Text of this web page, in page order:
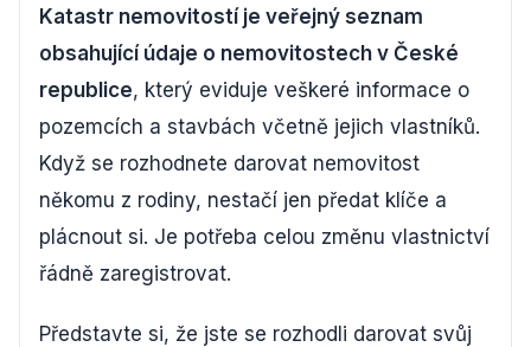
Katastr nemovitostí je veřejný seznam
obsahující údaje o nemovitostech v České
republice, který eviduje veškeré informace o
pozemcích a stavbách včetně jejich vlastníků.
Když se rozhodnete darovat nemovitost
někomu z rodiny, nestačí jen předat klíče a
plácnout si. Je potřeba celou změnu vlastnictví
řádně zaregistrovat.
Představte si, že jste se rozhodli darovat svůj